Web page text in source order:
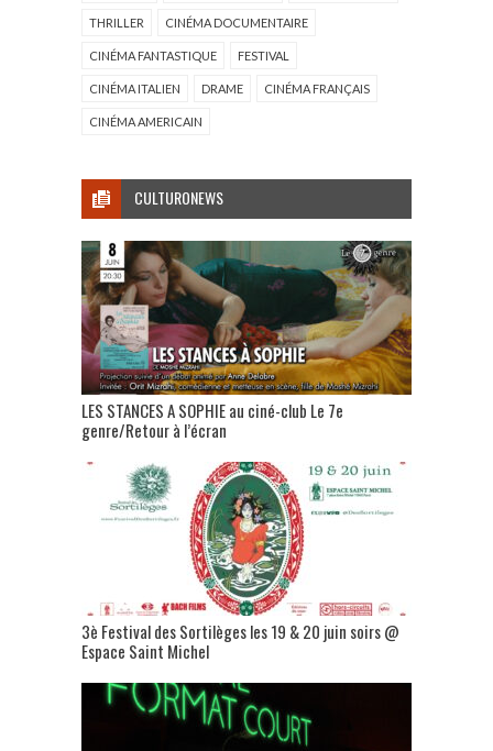
THRILLER CINÉMA DOCUMENTAIRE
CINÉMA FANTASTIQUE FESTIVAL
CINÉMA ITALIEN DRAME CINÉMA FRANÇAIS
CINÉMA AMERICAIN
CULTURONEWS
LES STANCES A SOPHIE au ciné-club Le 7e
genre/Retour à l’écran
3è Festival des Sortilèges les 19 & 20 juin soirs @
Espace Saint Michel